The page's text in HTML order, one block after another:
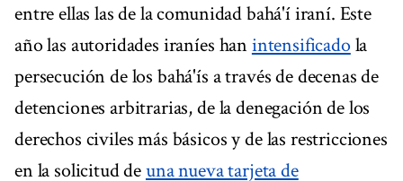
entre ellas las de la comunidad bahá'í iraní. Este
año las autoridades iraníes han intensificadola
persecución de los bahá'ís a través de decenas de
detenciones arbitrarias, de la denegación de los
derechos civiles más básicos y de las restricciones
en la solicitud deuna nueva tarjeta de